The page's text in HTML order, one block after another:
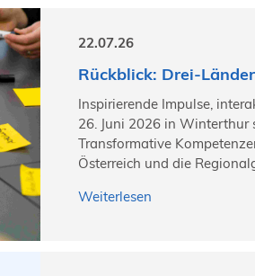
22.07.26
Rückblick: Drei-
Inspirierende Impulse,
26. Juni 2026 in Winterthur
Transformative
Österreich und die
Weiterlesen